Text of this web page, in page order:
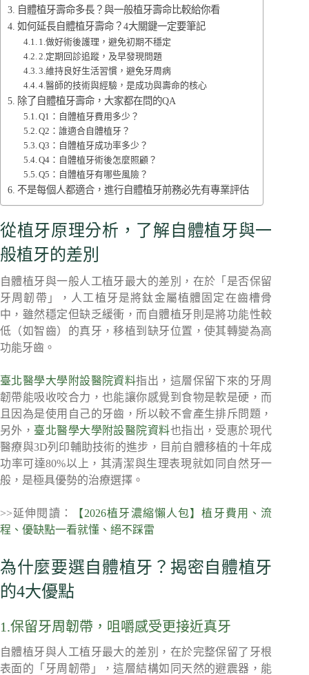
自體植牙壽命多長？與一般植牙壽命比較給你看
如何延長自體植牙壽命？4大關鍵一定要筆記
1.做好術後護理，避免初期不穩定
2.定期回診追蹤，及早發現問題
3.維持良好生活習慣，避免牙周病
4.醫師的技術與經驗，是成功與壽命的核心
除了自體植牙壽命，大家都在問的QA
Q1：自體植牙費用多少？
Q2：誰適合自體植牙？
Q3：自體植牙成功率多少？
Q4：自體植牙術後怎麼照顧？
Q5：自體植牙有哪些風險？
不是每個人都適合，進行自體植牙前務必先有專業評估
從植牙原理分析，了解自體植牙與一
般植牙的差別
自體植牙與一般人工植牙最大的差別，在於「是否保留
牙周韌帶」，人工植牙是將鈦金屬植體固定在齒槽骨
中，雖然穩定但缺乏緩衝，而自體植牙則是將功能性較
低（如智齒）的真牙，移植到缺牙位置，使其轉變為高
功能牙齒。
臺北醫學大學附設醫院資料指出，這層保留下來的牙周
韌帶能吸收咬合力，也能讓你感覺到食物是軟是硬，而
且因為是使用自己的牙齒，所以較不會產生排斥問題，
另外， 臺北醫學大學附設醫院資料也指出，受惠於現代
醫療與3D列印輔助技術的進步，目前自體移植的十年成
功率可達80%以上，其清潔與生理表現就如同自然牙一
般，是極具優勢的治療選擇。
>>延伸閱讀：
【2026植牙濃縮懶人包】植牙費用、流
程、優缺點一看就懂、絕不踩雷
為什麼要選自體植牙？揭密自體植牙
的4大優點
1.保留牙周韌帶，咀嚼感受更接近真牙
自體植牙與人工植牙最大的差別，在於完整保留了牙根
表面的「牙周韌帶」，這層結構如同天然的避震器，能